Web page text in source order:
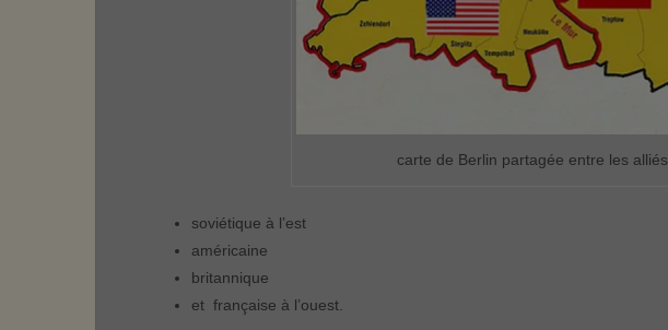
carte de Berlin partagée entre les alliés
soviétique à l’est
américaine
britannique
et française à l’ouest.